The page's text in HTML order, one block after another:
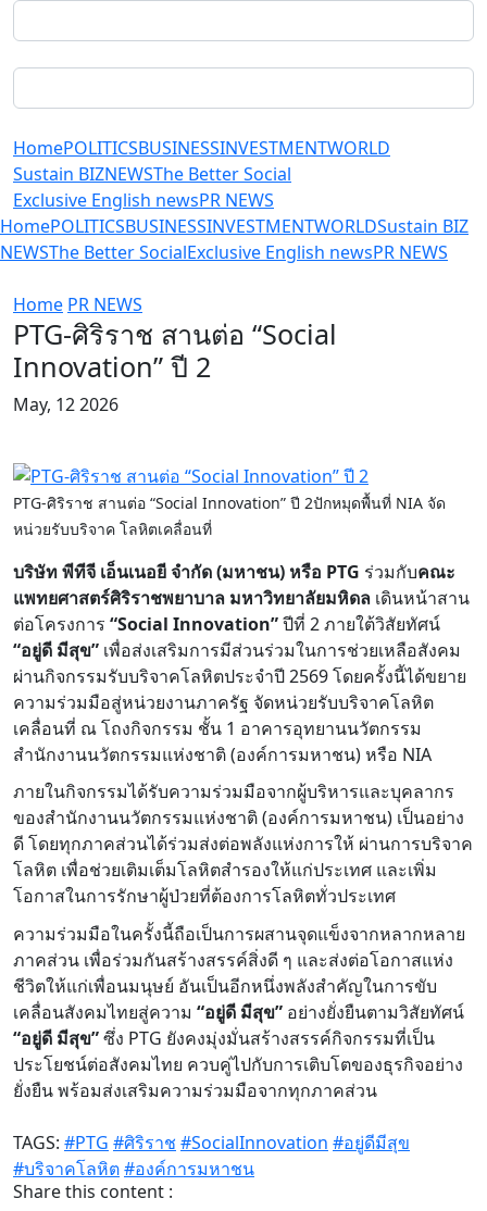
HomePOLITICSBUSINESSINVESTMENTWORLD
Sustain BIZNEWSThe Better Social
Exclusive English newsPR NEWS
HomePOLITICSBUSINESSINVESTMENTWORLDSustain BIZ
NEWSThe Better SocialExclusive English newsPR NEWS
Home PR NEWS
PTG-ศิริราช สานต่อ “Social
Innovation” ปี 2
May, 12 2026
PTG-ศิริราช สานต่อ “Social Innovation” ปี 2ปักหมุดพื้นที่ NIA จัด
หน่วยรับบริจาค โลหิตเคลื่อนที่
บริษัท พีทีจี เอ็นเนอยี จำกัด (มหาชน) หรือ PTG ร่วมกับคณะ
แพทยศาสตร์ศิริราชพยาบาล มหาวิทยาลัยมหิดล เดินหน้าสาน
ต่อโครงการ “Social Innovation”ปีที่ 2 ภายใต้วิสัยทัศน์
“อยู่ดี มีสุข” เพื่อส่งเสริมการมีส่วนร่วมในการช่วยเหลือสังคม
ผ่านกิจกรรมรับบริจาคโลหิตประจำปี 2569 โดยครั้งนี้ได้ขยาย
ความร่วมมือสู่หน่วยงานภาครัฐ จัดหน่วยรับบริจาคโลหิต
เคลื่อนที่ ณ โถงกิจกรรม ชั้น 1 อาคารอุทยานนวัตกรรม
สำนักงานนวัตกรรมแห่งชาติ (องค์การมหาชน) หรือ NIA
ภายในกิจกรรมได้รับความร่วมมือจากผู้บริหารและบุคลากร
ของสำนักงานนวัตกรรมแห่งชาติ (องค์การมหาชน) เป็นอย่าง
ดี โดยทุกภาคส่วนได้ร่วมส่งต่อพลังแห่งการให้ ผ่านการบริจาค
โลหิต เพื่อช่วยเติมเต็มโลหิตสำรองให้แก่ประเทศ และเพิ่ม
โอกาสในการรักษาผู้ป่วยที่ต้องการโลหิตทั่วประเทศ
ความร่วมมือในครั้งนี้ถือเป็นการผสานจุดแข็งจากหลากหลาย
ภาคส่วน เพื่อร่วมกันสร้างสรรค์สิ่งดี ๆ และส่งต่อโอกาสแห่ง
ชีวิตให้แก่เพื่อนมนุษย์ อันเป็นอีกหนึ่งพลังสำคัญในการขับ
เคลื่อนสังคมไทยสู่ความ “อยู่ดี มีสุข” อย่างยั่งยืนตามวิสัยทัศน์
“อยู่ดี มีสุข”ซึ่ง PTG ยังคงมุ่งมั่นสร้างสรรค์กิจกรรมที่เป็น
ประโยชน์ต่อสังคมไทย ควบคู่ไปกับการเติบโตของธุรกิจอย่าง
ยั่งยืน พร้อมส่งเสริมความร่วมมือจากทุกภาคส่วน
TAGS: #PTG #ศิริราช #SocialInnovation #อยู่ดีมีสุข
#บริจาคโลหิต#องค์การมหาชน
Share this content :